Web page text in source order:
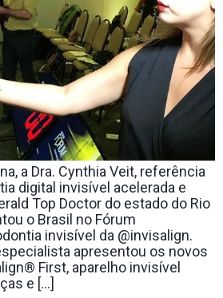
a Dra. Cynthia Veit, referência
digital invisível acelerada e
Top Doctor do estado do Rio
o Brasil no Fórum
invisível da @invisalign.
apresentou os novos
First, aparelho invisível
e […]